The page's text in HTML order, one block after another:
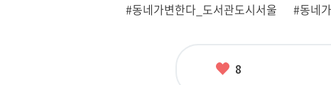
#동네가변한다_도서관도시서울
#동네
좋
8